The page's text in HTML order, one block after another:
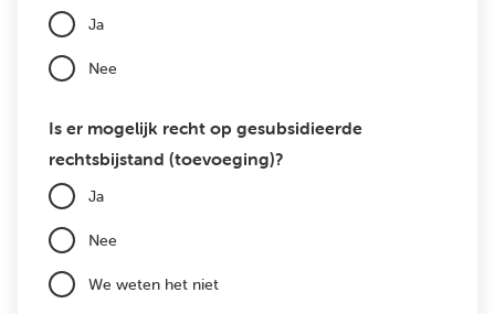
Ja
Nee
Is er mogelijk recht op gesubsidieerde
rechtsbijstand (toevoeging)?
Ja
Nee
We weten het niet